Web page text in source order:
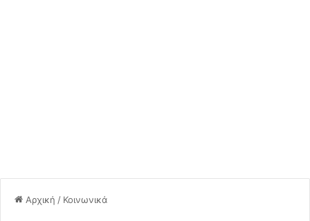
Αρχική / Κοινωνικά